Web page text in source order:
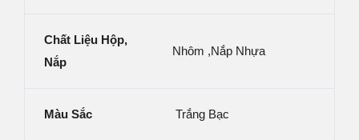
Chất Liệu Hộp,
Nắp
Nhôm ,Nắp Nhựa
Màu Sắc Trắng Bạc